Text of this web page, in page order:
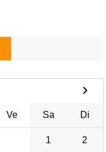
Ve Sa Di
1 2